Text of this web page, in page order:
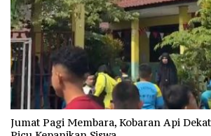
Jumat Pagi Membara, Kobaran Api